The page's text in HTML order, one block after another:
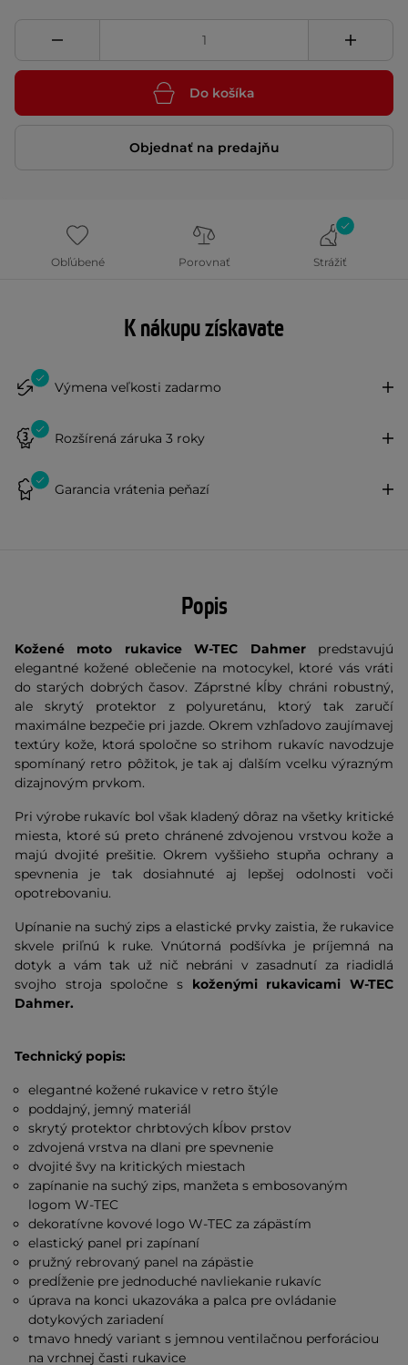
Do košíka
Objednať na predajňu
Obľúbené Porovnať Strážiť
K nákupu získavate
Výmena veľkosti zadarmo
Rozšírená záruka 3 roky
Garancia vrátenia peňazí
Popis
Kožené moto rukavice W-TEC Dahmerpredstavujú
elegantné kožené oblečenie na motocykel, ktoré vás vráti
do starých dobrých časov. Záprstné kĺby chráni robustný,
ale skrytý protektor z polyuretánu, ktorý tak zaručí
maximálne bezpečie pri jazde. Okrem vzhľadovo zaujímavej
textúry kože, ktorá spoločne so strihom rukavíc navodzuje
spomínaný retro pôžitok, je tak aj ďalším vcelku výrazným
dizajnovým prvkom.
Pri výrobe rukavíc bol však kladený dôraz na všetky kritické
miesta, ktoré sú preto chránené zdvojenou vrstvou kože a
majú dvojité prešitie. Okrem vyššieho stupňa ochrany a
spevnenia je tak dosiahnuté aj lepšej odolnosti voči
opotrebovaniu.
Upínanie na suchý zips a elastické prvky zaistia, že rukavice
skvele priľnú k ruke. Vnútorná podšívka je príjemná na
dotyk a vám tak už nič nebráni v zasadnutí za riadidlá
svojho stroja spoločne s koženými rukavicami W-TEC
Dahmer.
Technický popis:
elegantné kožené rukavice v retro štýle
poddajný, jemný materiál
skrytý protektor chrbtových kĺbov prstov
zdvojená vrstva na dlani pre spevnenie
dvojité švy na kritických miestach
zapínanie na suchý zips, manžeta s embosovaným
logom W-TEC
dekoratívne kovové logo W-TEC za zápästím
elastický panel pri zapínaní
pružný rebrovaný panel na zápästie
predĺženie pre jednoduché navliekanie rukavíc
úprava na konci ukazováka a palca pre ovládanie
dotykových zariadení
tmavo hnedý variant s jemnou ventilačnou perforáciou
na vrchnej časti rukavice